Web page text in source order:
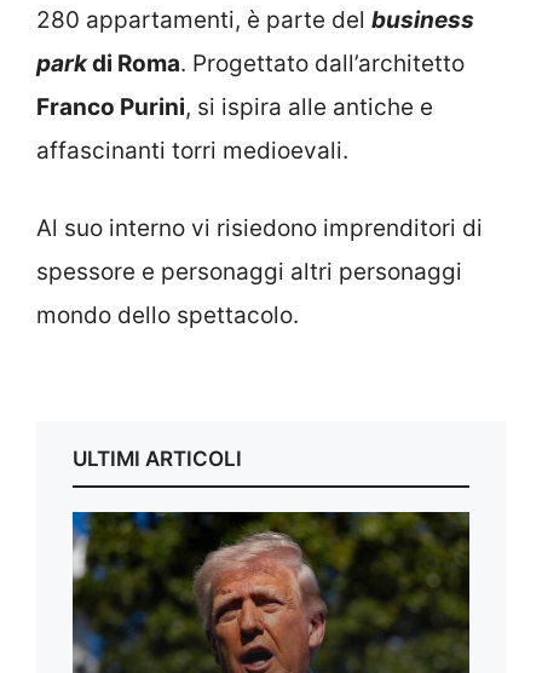
280 appartamenti, è parte del business
parkdi Roma. Progettato dall’architetto
Franco Purini, si ispira alle antiche e
affascinanti torri medioevali.
Al suo interno vi risiedono imprenditori di
spessore e personaggi altri personaggi
mondo dello spettacolo.
ULTIMI ARTICOLI